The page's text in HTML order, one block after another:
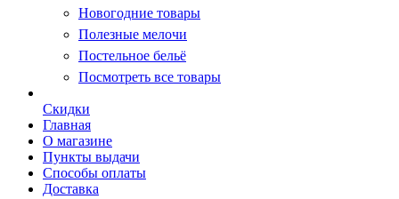
Новогодние товары
Полезные мелочи
Постельное бельё
Посмотреть все товары
Скидки
Главная
О магазине
Пункты выдачи
Способы оплаты
Доставка